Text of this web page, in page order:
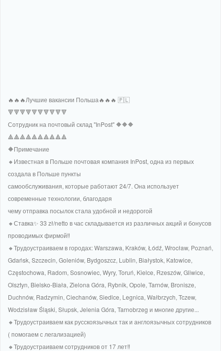
🔥🔥🔥Лучшие вакансии Польша🔥🔥🔥 🇵🇱
🔻🔻🔻🔻🔻🔻🔻🔻🔻🔻
Сотрудник на почтовый склад "InPost" 🔶🔶🔶
🔺🔺🔺🔺🔺🔺🔺🔺🔺🔺
🔶Примечание
🔸Известная в Польше почтовая компания InPost, одна из первых
создала в Польше пункты
самообслуживания, которые работают 24/7. Она использует
современные технологии, благодаря
чему отправка посылок стала удобной и недорогой
🔸Ставка✨️ 33 zł/netto в час складывается из различных акций и бонусов
проводимых фирмой‼️
🔸Трудоустраиваем в городах: Warszawa, Kraków, Łódź, Wrocław, Poznań,
Gdańsk, Szczecin, Goleniów, Bydgoszcz, Lublin, Białystok, Katowice,
Częstochowa, Radom, Sosnowiec, Wyry, Toruń, Kielce, Rzeszów, Gliwice,
Olsztyn, Bielsko-Biała, Zielona Góra, Rybnik, Opole, Tarnów, Bronisze,
Duchnów, Radzymin, Ciechanów, Siedlce, Legnica, Wałbrzych, Tczew,
Wodzisław Śląski, Słupsk, Jelenia Góra, Tarnobrzeg и многие другие...
🔸Трудоустраиваем как русскоязычных так и англоязычных сотрудников
( помогаем с легализацией)
🔸Трудоустраиваем сотрудников от 17 лет‼